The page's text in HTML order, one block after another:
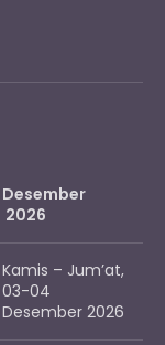
Desember
2026
Kamis – Jum’at,
03-04
Desember 2026